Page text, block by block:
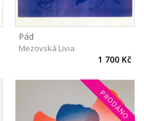
Pád
Mezovská Livia
1 700 Kč
PRODÁNO